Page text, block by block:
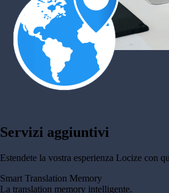
Servizi aggiuntivi
Estendete la vostra esperienza Locize con
Smart Translation Memory
La translation memory intelligente.